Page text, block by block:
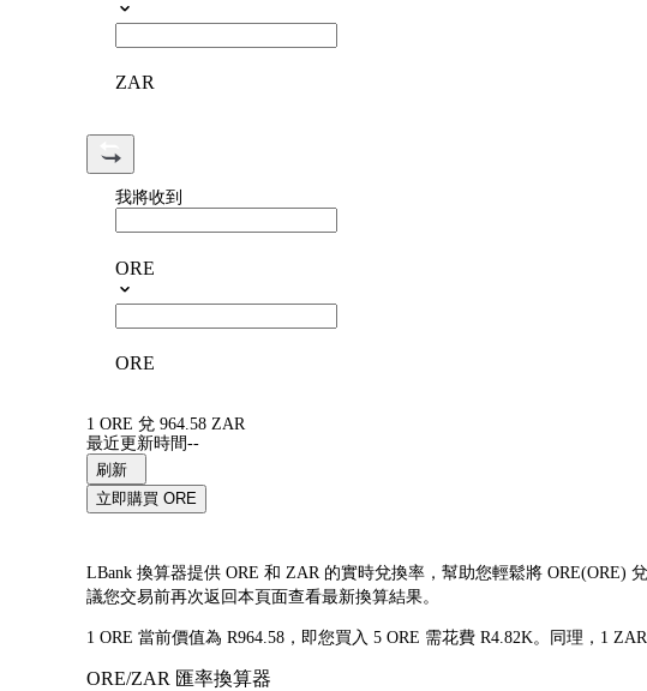
ZAR
我將收到
ORE
ORE
1 ORE 兌 964.58 ZAR
最近更新時間--
刷新
立即購買 ORE
LBank 換算器提供 ORE 和 ZAR 的實時兌換率，幫助您輕鬆將 ORE(ORE)
議您交易前再次返回本頁面查看最新換算結果。
1 ORE 當前價值為 R964.58，即您買入 5 ORE 需花費 R4.82K。同理，1
ORE/ZAR 匯率換算器